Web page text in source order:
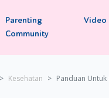
Parenting
Community
Video
Kesehatan Panduan